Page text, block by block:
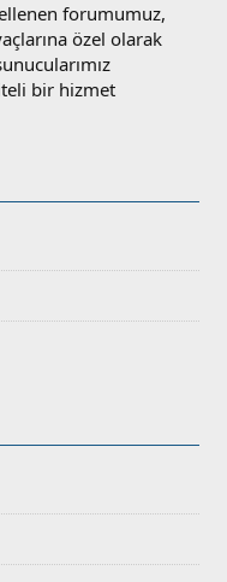
forumumuz,
özel olarak
bir hizmet